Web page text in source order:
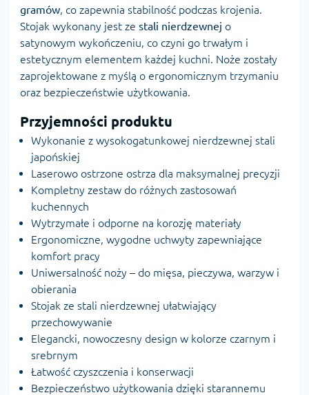
gramów, co zapewnia stabilność podczas krojenia.
Stojak wykonany jest ze stali nierdzewnej o
satynowym wykończeniu, co czyni go trwałym i
estetycznym elementem każdej kuchni. Noże zostały
zaprojektowane z myślą o ergonomicznym trzymaniu
oraz bezpieczeństwie użytkowania.
Przyjemności produktu
Wykonanie z wysokogatunkowej nierdzewnej stali
japońskiej
Laserowo ostrzone ostrza dla maksymalnej precyzji
Kompletny zestaw do różnych zastosowań
kuchennych
Wytrzymałe i odporne na korozję materiały
Ergonomiczne, wygodne uchwyty zapewniające
komfort pracy
Uniwersalność noży – do mięsa, pieczywa, warzyw i
obierania
Stojak ze stali nierdzewnej ułatwiający
przechowywanie
Elegancki, nowoczesny design w kolorze czarnym i
srebrnym
Łatwość czyszczenia i konserwacji
Bezpieczeństwo użytkowania dzięki starannemu